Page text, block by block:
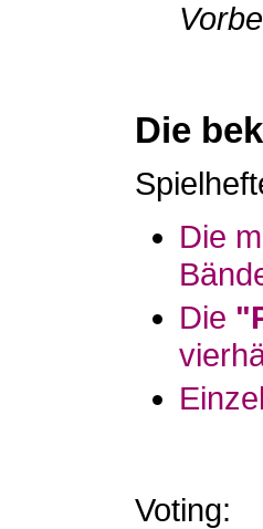
Die
Die
Die
Voting: